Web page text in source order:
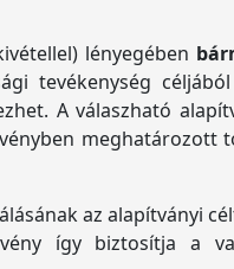
lényegében
tevékenység
A válaszható
meghatározott
az alapítványi
így biztosítja a